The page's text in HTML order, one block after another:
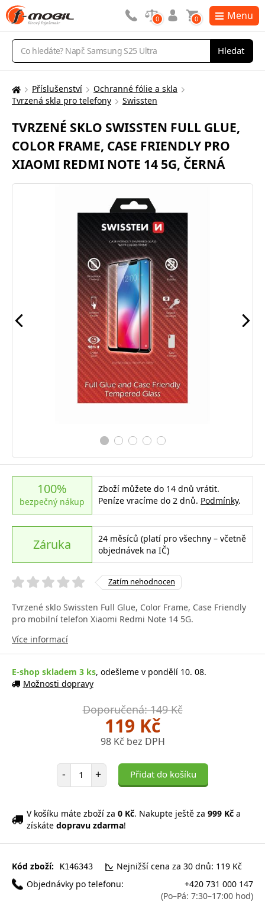
Vyhledávání
Hledat
0 0 Menu
Zde
nacházíte:
Příslušenství
Ochranné fólie a skla
Tvrzená skla pro telefony
Swissten
TVRZENÉ SKLO SWISSTEN FULL GLUE,
COLOR FRAME, CASE FRIENDLY PRO
XIAOMI REDMI NOTE 14 5G, ČERNÁ
100%
bezpečný nákup
Zboží můžete do 14 dnů vrátit.
Peníze vracíme do 2 dnů. Podmínky.
Záruka
24 měsíců (platí pro všechny – včetně
objednávek na IČ)
Zatím nehodnocen
Tvrzené sklo Swissten Full Glue, Color Frame, Case Friendly
pro mobilní telefon Xiaomi Redmi Note 14 5G.
Více informací
E-shop skladem 3 ks, odešleme v pondělí 10. 08.
Možnosti dopravy
Doporučená: 149 Kč
119 Kč
98 Kč bez DPH
- Počet položek
+ Přidat do košíku
V košíku máte zboží za 0 Kč. Nakupte ještě za 999 Kč a
získáte dopravu zdarma!
Kód zboží: K146343
Nejnižší cena za 30 dnů: 119 Kč
Objednávky po telefonu:
+420 731 000 147
(Po–Pá: 7:30–17:00 hod)